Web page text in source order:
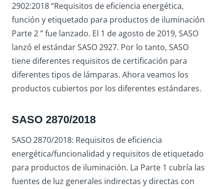
2902:2018 “Requisitos de eficiencia energética,
función y etiquetado para productos de iluminación
Parte 2 ” fue lanzado. El 1 de agosto de 2019, SASO
lanzó el estándar SASO 2927. Por lo tanto, SASO
tiene diferentes requisitos de certificación para
diferentes tipos de lámparas. Ahora veamos los
productos cubiertos por los diferentes estándares.
SASO 2870/2018
SASO 2870/2018: Requisitos de eficiencia
energética/funcionalidad y requisitos de etiquetado
para productos de iluminación. La Parte 1 cubría las
fuentes de luz generales indirectas y directas con